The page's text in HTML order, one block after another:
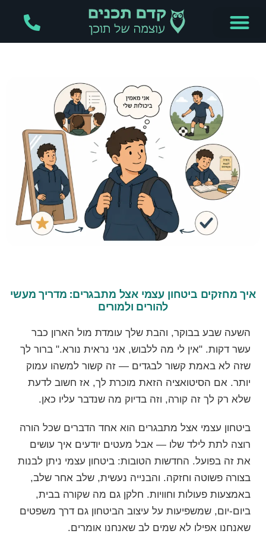
איך מחזקים ביטחון עצמי אצל מתבגרים: מדריך מעשי
להורים ולמורים
השעה שבע בבוקר, והבת שלך עומדת מול הארון כבר
עשר דקות. "אין לי מה ללבוש, אני נראית נורא." ברור לך
שזה לא באמת קשור לבגדים — זה קשור למשהו עמוק
יותר. אם הסיטואציה הזאת מוכרת לך, אז חשוב לדעת
שלא רק לך זה קורה, וזה בדיוק מה שנדבר עליו כאן.
ביטחון עצמי אצל מתבגרים הוא אחד הדברים שכל הורה
רוצה לתת לילד שלו — אבל מעטים יודעים איך עושים
את זה בפועל. החדשות הטובות: ביטחון עצמי ניתן לבנות
בצורה פשוטה וחזקה. והבנייה נעשית, שלב אחר שלב,
באמצעות פעולות וחוויות. חלקן גם מה שקורה בבית,
ביום-יום, שמשפיעות על עיצוב הביטחון גם דרך משפטים
שאנחנו אפילו לא שמים לב שאנחנו אומרים.